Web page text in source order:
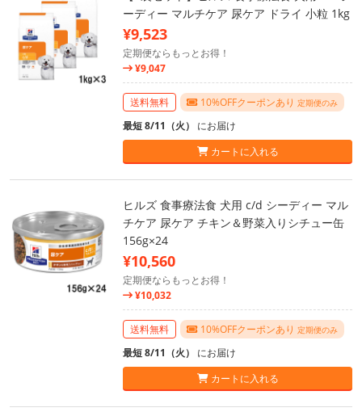
ーディー マルチケア 尿ケア ドライ 小粒 1kg
¥9,523
定期便ならもっとお得！
¥9,047
送料無料 10%OFFクーポンあり 定期便のみ
最短 8/11（火） にお届け
カートに入れる
ヒルズ 食事療法食 犬用 c/d シーディー マル
チケア 尿ケア チキン＆野菜入りシチュー缶
156g×24
¥10,560
定期便ならもっとお得！
¥10,032
送料無料 10%OFFクーポンあり 定期便のみ
最短 8/11（火） にお届け
カートに入れる